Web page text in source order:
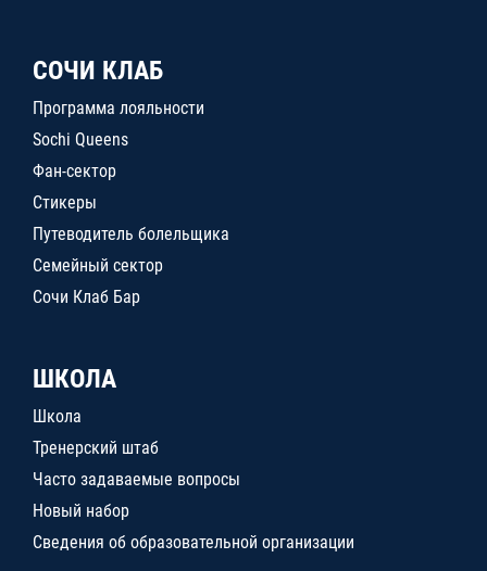
СОЧИ КЛАБ
Программа лояльности
Sochi Queens
Фан-сектор
Стикеры
Путеводитель болельщика
Семейный сектор
Сочи Клаб Бар
ШКОЛА
Школа
Тренерский штаб
Часто задаваемые вопросы
Новый набор
Сведения об образовательной организации